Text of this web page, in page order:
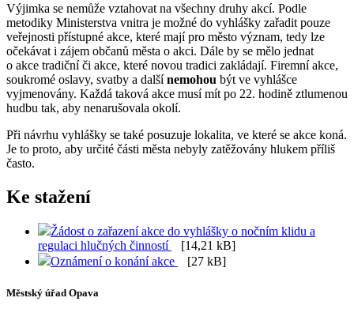
Výjimka se nemůže vztahovat na všechny druhy akcí. Podle
metodiky Ministerstva vnitra je možné do vyhlášky zařadit pouze
veřejnosti přístupné akce, které mají pro město význam, tedy lze
očekávat i zájem občanů města o akci. Dále by se mělo jednat
o akce tradiční či akce, které novou tradici zakládají. Firemní akce,
soukromé oslavy, svatby a dalšínemohou být ve vyhlášce
vyjmenovány. Každá taková akce musí mít po 22. hodině ztlumenou
hudbu tak, aby nenarušovala okolí.
Při návrhu vyhlášky se také posuzuje lokalita, ve které se akce koná.
Je to proto, aby určité části města nebyly zatěžovány hlukem příliš
často.
Ke stažení
Žádost o zařazení akce do vyhlášky o nočním klidu a
regulaci hlučných činností
[14,21 kB]
Oznámení o konání akce
[27 kB]
Městský úřad Opava